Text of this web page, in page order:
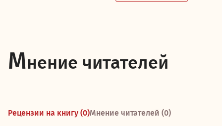
Мнение читателей
Рецензии на книгу (0)Мнение читателей (0)